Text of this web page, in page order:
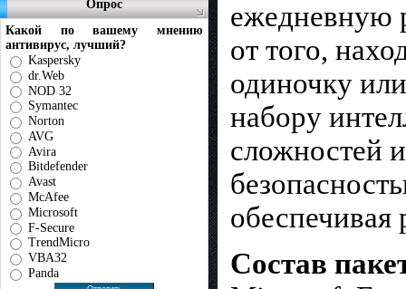
Опрос
Какой по вашему мнению
антивирус, лучший?
Kaspersky
dr.Web
NOD 32
Symantec
Norton
AVG
Avira
Bitdefender
Avast
McAfee
Microsoft
F-Secure
TrendMicro
VBA32
Panda
ежедневную
от того,
одиночку
набору
сложностей
обеспечивая
Состав